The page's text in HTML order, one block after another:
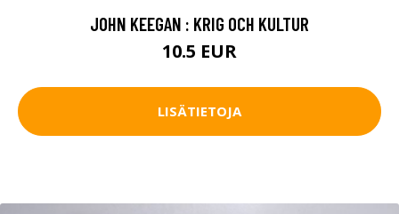
JOHN KEEGAN : KRIG OCH KULTUR
10.5 EUR
LISÄTIETOJA